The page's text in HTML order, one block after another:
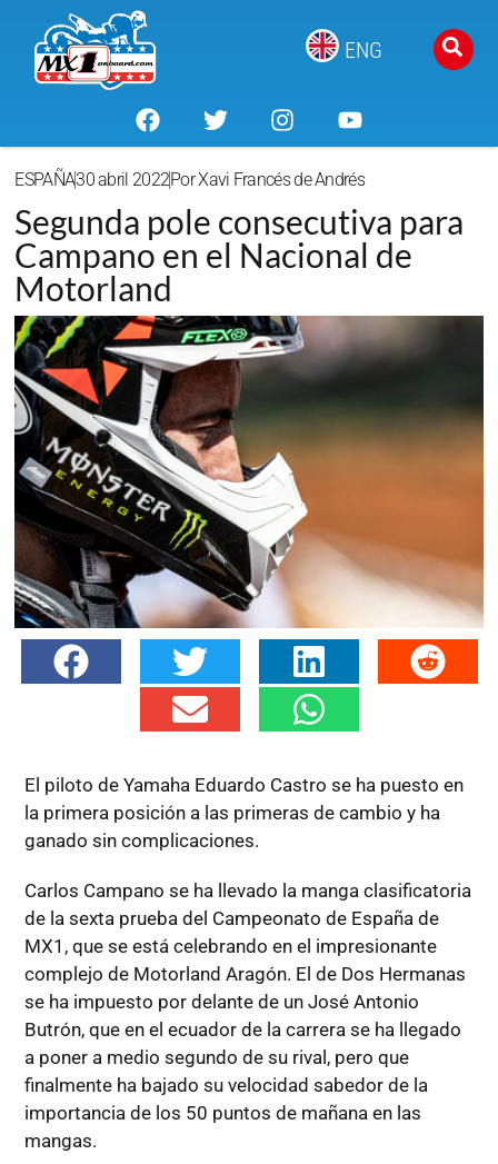
ENG
ESPAÑA30 abril 2022PorXavi Francés de Andrés
Segunda pole consecutiva para
Campano en el Nacional de
Motorland
El piloto de Yamaha Eduardo Castro se ha puesto en
la primera posición a las primeras de cambio y ha
ganado sin complicaciones.
Carlos Campano se ha llevado la manga clasificatoria
de la sexta prueba del Campeonato de España de
MX1, que se está celebrando en el impresionante
complejo de Motorland Aragón. El de Dos Hermanas
se ha impuesto por delante de un José Antonio
Butrón, que en el ecuador de la carrera se ha llegado
a poner a medio segundo de su rival, pero que
finalmente ha bajado su velocidad sabedor de la
importancia de los 50 puntos de mañana en las
mangas.